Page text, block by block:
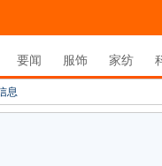
要闻 服饰 家纺
息